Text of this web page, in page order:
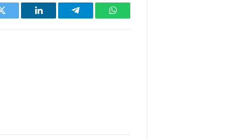
Twitter LinkedIn Telegram WhatsApp